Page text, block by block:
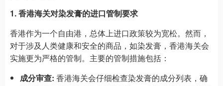
1. 香港海关对染发膏的进口管制要求
香港作为一个自由港，总体上进口政策较为宽松。然而，
对于涉及人类健康和安全的商品，如染发膏，香港海关会
实施更为严格的管制。主要的管制措施包括：
成分审查: 香港海关会仔细检查染发膏的成分列表，确